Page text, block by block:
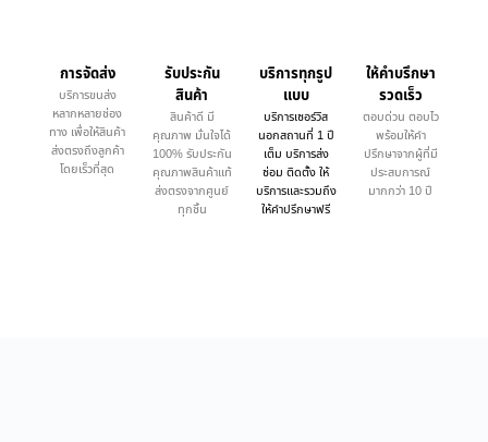
การจัดส่ง
บริการขนส่ง
หลากหลายช่อง
ทาง เพื่อให้สินค้า
ส่งตรงถึงลูกค้า
โดยเร็วที่สุด
รับประกัน
สินค้า
สินค้าดี มี
คุณภาพ มั่นใจได้
100% รับประกัน
คุณภาพสินค้าแท้
ส่งตรงจากศูนย์
ทุกชิ้น
บริการทุกรูป
แบบ
บริการเซอร์วิส
นอกสถานที่ 1 ปี
เต็ม บริการส่ง
ซ่อม ติดตั้ง ให้
บริการและรวมถึง
ให้คำปรึกษาฟรี
ให้คำบรึกษา
รวดเร็ว
ตอบด่วน ตอบไว
พร้อมให้คำ
ปรึกษาจากผู้ที่มี
ประสบการณ์
มากกว่า 10 ปี